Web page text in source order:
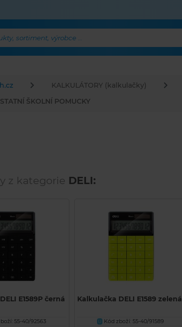
sortiment, výrobce ...
KALKULÁTORY (kalkulačky)
ŠKOLNÍ POMUCKY
z kategorie DELI:
E1589P černá
55-40/92563
Kalkulačka DELI E1589 zelená
U
Kód zboží: 55-40/91589